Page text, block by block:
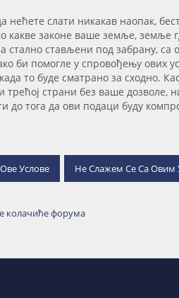
нећете слати никакав наопак,
какве законе ваше земље, земље
стално стављени под забрану,
би помогле у спровођењу ових
то буде сматрано за сходно.
трећој страни без ваше дозволе,
до тога да ови подаци буду
форума